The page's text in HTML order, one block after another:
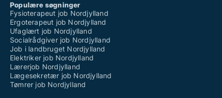
Populære søgninger
Fysioterapeut job Nordjylland
Ergoterapeut job Nordjylland
Ufaglært job Nordjylland
Socialrådgiver job Nordjylland
Job i landbruget Nordjylland
Elektriker job Nordjylland
Lærerjob Nordjylland
Lægesekretær job Nordjylland
Tømrer job Nordjylland